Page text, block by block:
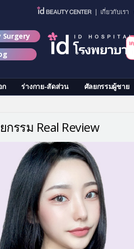
| เกี่ยวกับเรา
ก ร่างกาย-สัดส่วน ศัลยกรรมผู้ชาย
Surgery
กรรม Real Review